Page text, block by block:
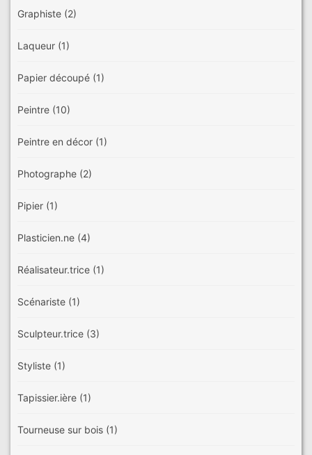
Graphiste (2)
Laqueur (1)
Papier découpé (1)
Peintre (10)
Peintre en décor (1)
Photographe (2)
Pipier (1)
Plasticien.ne (4)
Réalisateur.trice (1)
Scénariste (1)
Sculpteur.trice (3)
Styliste (1)
Tapissier.ière (1)
Tourneuse sur bois (1)